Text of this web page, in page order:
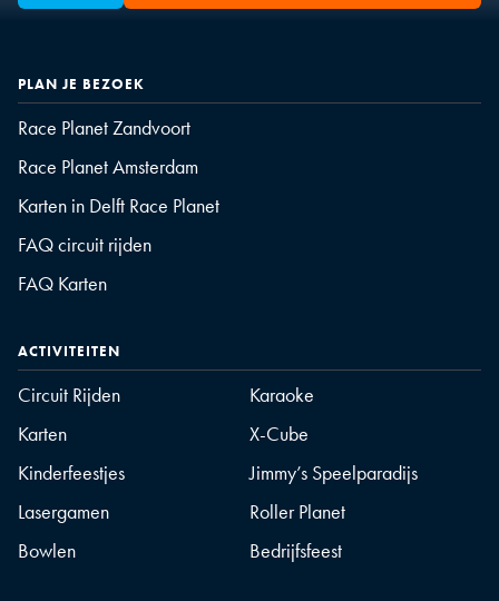
PLAN JE BEZOEK
Race Planet Zandvoort
Race Planet Amsterdam
Karten in Delft Race Planet
FAQ circuit rijden
FAQ Karten
ACTIVITEITEN
Circuit Rijden
Karaoke
Karten
X-Cube
Kinderfeestjes
Jimmy’s Speelparadijs
Lasergamen
Roller Planet
Bowlen
Bedrijfsfeest